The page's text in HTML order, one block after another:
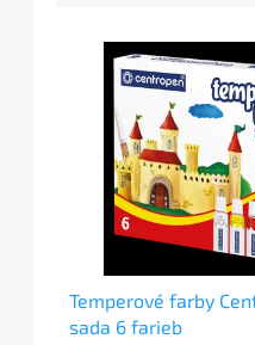
Temperové farby
sada 6 farieb